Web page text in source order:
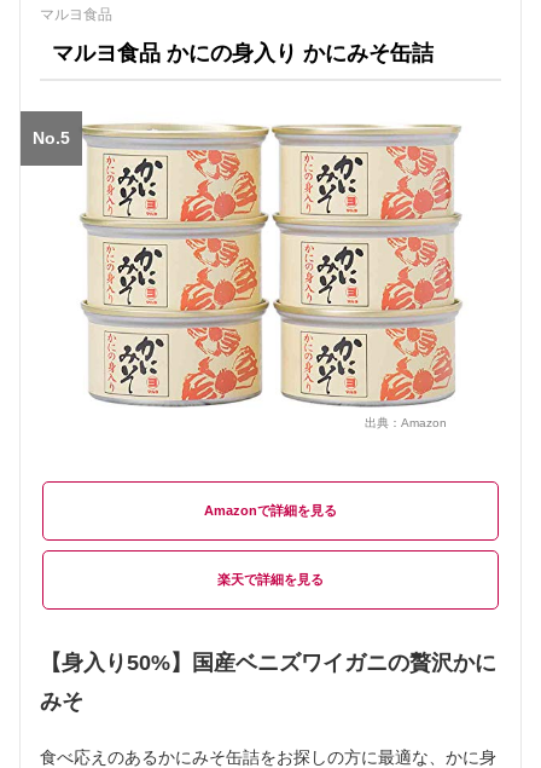
マルヨ食品
マルヨ食品 かにの身入り かにみそ缶詰
No.5
出典： Amazon
Amazon
楽天
【身入り50%】国産ベニズワイガニの贅沢かに
みそ
食べ応えのあるかにみそ缶詰をお探しの方に最適な、かに身